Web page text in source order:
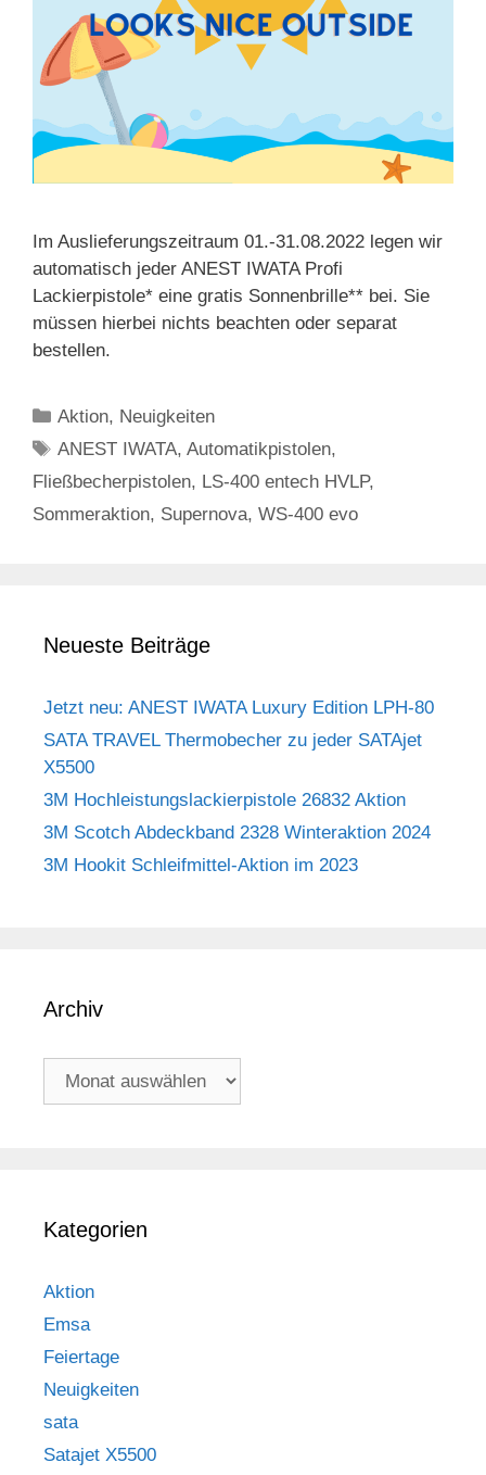
Im Auslieferungszeitraum 01.-31.08.2022 legen wir
automatisch jeder ANEST IWATA Profi
Lackierpistole* eine gratis Sonnenbrille** bei. Sie
müssen hierbei nichts beachten oder separat
bestellen.
Kategorien
Aktion, Neuigkeiten
Schlagwörter
ANEST IWATA,Automatikpistolen,
Fließbecherpistolen, LS-400 entech HVLP,
Sommeraktion, Supernova, WS-400 evo
Neueste Beiträge
Jetzt neu: ANEST IWATA Luxury Edition LPH-80
SATA TRAVEL Thermobecher zu jeder SATAjet
X5500
3M Hochleistungslackierpistole 26832 Aktion
3M Scotch Abdeckband 2328 Winteraktion 2024
3M Hookit Schleifmittel-Aktion im 2023
Archiv
Archiv
Kategorien
Aktion
Emsa
Feiertage
Neuigkeiten
sata
Satajet X5500